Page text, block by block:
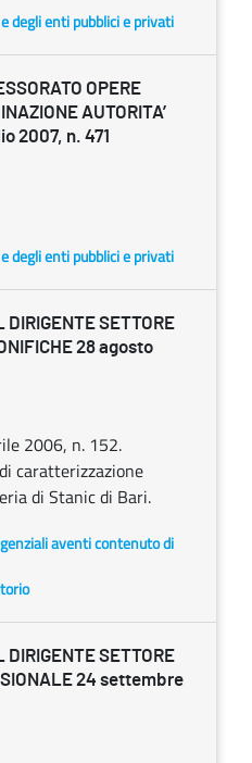
degli enti pubblici e privati
OPERE
AUTORITA’
2007, n. 471
degli enti pubblici e privati
DIRIGENTE SETTORE
28 agosto
2006, n. 152.
caratterizzazione
di Stanic di Bari.
aventi contenuto di
DIRIGENTE SETTORE
24 settembre